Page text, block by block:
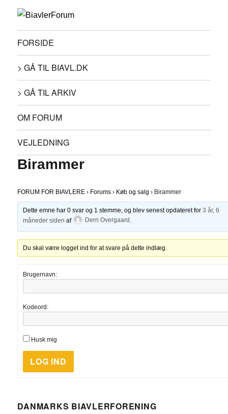
FORSIDE
> GÅ TIL BIAVL.DK
> GÅ TIL ARKIV
OM FORUM
VEJLEDNING
Birammer
FORUM FOR BIAVLERE › Forums › Køb og salg › Birammer
Dette emne har 0 svar og 1 stemme, og blev senest opdateret for 3 år, 6
måneder siden af Derri Overgaard
Du skal være logget ind for at svare på dette indlæg.
Brugernavn:
Kodeord:
Husk mig
LOG IND
DANMARKS BIAVLERFORENING